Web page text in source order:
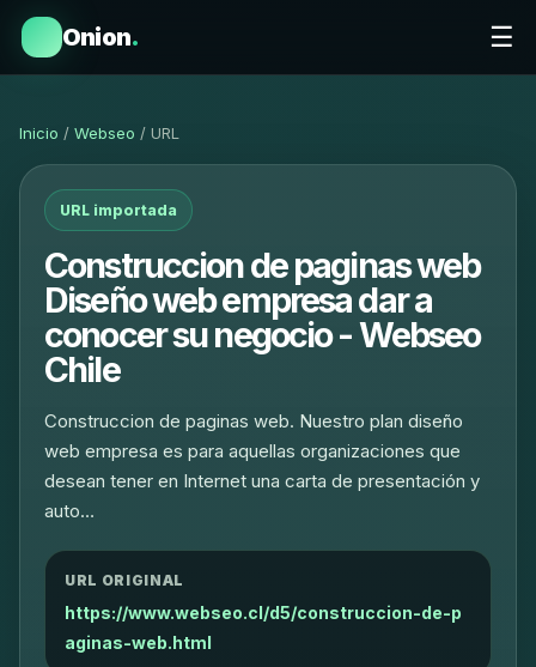
Onion. ☰
Inicio / Webseo / URL
URL importada
Construccion de paginas web
Diseño web empresa dar a
conocer su negocio - Webseo
Chile
Construccion de paginas web. Nuestro plan diseño
web empresa es para aquellas organizaciones que
desean tener en Internet una carta de presentación y
auto…
URL ORIGINAL
https://www.webseo.cl/d5/construccion-de-p
aginas-web.html